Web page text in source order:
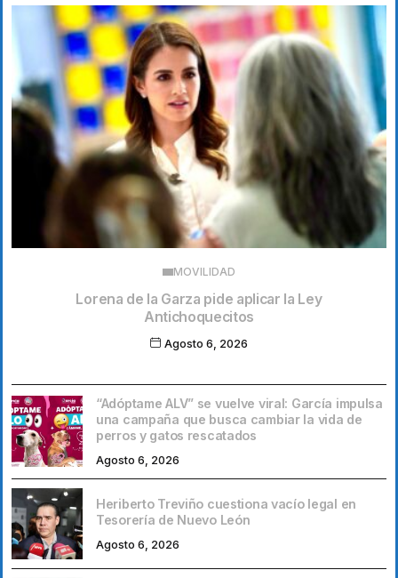
MOVILIDAD
Lorena de la Garza pide aplicar la Ley
Antichoquecitos
Agosto 6, 2026
“Adóptame ALV” se vuelve viral: García impulsa
una campaña que busca cambiar la vida de
perros y gatos rescatados
Agosto 6, 2026
Heriberto Treviño cuestiona vacío legal en
Tesorería de Nuevo León
Agosto 6, 2026